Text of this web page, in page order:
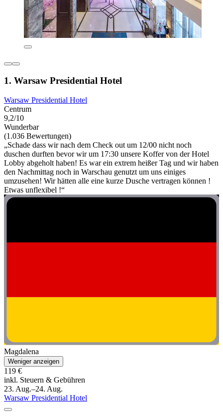
1. Warsaw Presidential Hotel
Warsaw Presidential Hotel
Centrum
9,2/10
Wunderbar
(1.036 Bewertungen)
„Schade dass wir nach dem Check out um 12/00 nicht noch
duschen durften bevor wir um 17:30 unsere Koffer von der Hotel
Lobby abgeholt haben! Es war ein extrem heißer Tag und wir haben
den Nachmittag noch in Warschau genutzt um uns einiges
umzusehen! Wir hätten alle eine kurze Dusche vertragen können !
Etwas unflexibel !“
Magdalena
Weniger anzeigen
119 €
inkl. Steuern & Gebühren
23. Aug.–24. Aug.
Warsaw Presidential Hotel